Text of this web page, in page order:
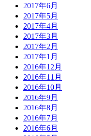
2017年6月
2017年5月
2017年4月
2017年3月
2017年2月
2017年1月
2016年12月
2016年11月
2016年10月
2016年9月
2016年8月
2016年7月
2016年6月